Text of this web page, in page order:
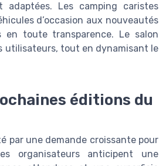
Les camping caristes
d’occasion aux nouveautés
en toute transparence. Le salon
utilisateurs, tout en dynamisant le
éditions du
par une demande croissante pour
organisateurs anticipent une